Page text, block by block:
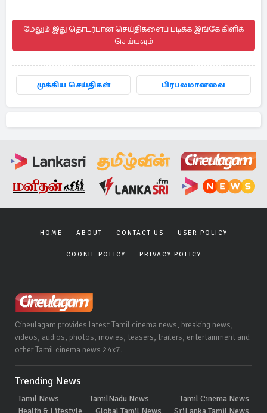
மேலும் இது தொடர்பான செய்திகளைப் படிக்க இங்கே கிளிக்
செய்யவும்
முக்கிய செய்திகள் பிரபலமானவை
HOME ABOUT CONTACT US USER POLICY
COOKIE POLICY PRIVACY POLICY
Cineulagam provides latest Tamil cinema news, breaking news,
videos, audios, photos, movies, teasers, trailers, entertainment and
other Tamil cinema news 24x7.
Trending News
Tamil News TamilNadu News
Tamil Cinema News